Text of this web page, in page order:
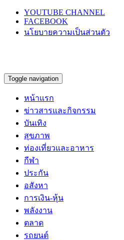
YOUTUBE CHANNEL
FACEBOOK
นโยบายความเป็นส่วนตัว
Toggle navigation
หน้าแรก
ข่าวสารและกิจกรรม
บันเทิง
สุขภาพ
ท่องเที่ยวและอาหาร
กีฬา
ประกัน
อสังหา
การเงิน-หุ้น
พลังงาน
ตลาด
รถยนต์